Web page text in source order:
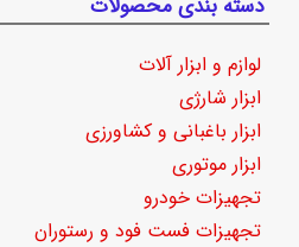
لوازم و ابزار آلات
ابزار شارژی
ابزار باغبانی و کشاورزی
ابزار موتوری
تجهیزات خودرو
تجهیزات فست فود و رستوران